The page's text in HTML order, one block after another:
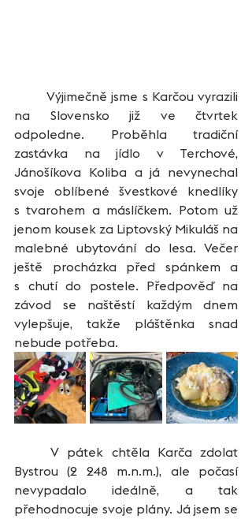
	Výjimečně jsme s Karčou vyrazili
na Slovensko již ve čtvrtek
odpoledne. Proběhla tradiční
zastávka na jídlo v Terchové,
Jánošíkova Koliba a já nevynechal
svoje oblíbené švestkové knedlíky
s tvarohem a máslíčkem. Potom už
jenom kousek za Liptovský Mikuláš na
malebné ubytování do lesa. Večer
ještě procházka před spánkem a
s chutí do postele. Předpověď na
závod se naštěstí každým dnem
vylepšuje, takže pláštěnka snad
nebude potřeba.
	V pátek chtěla Karča zdolat
Bystrou (2 248 m.n.m.), ale počasí
nevypadalo ideálně, a tak
přehodnocuje svoje plány. Já jsem se